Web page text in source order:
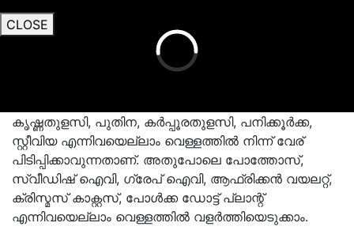
CLOSE
കൃഷ്ണതുളസി, പുതിന, കര്‍പ്പൂരതുളസി, പനിക്കൂര്‍ക്ക,
സ്റ്റീവിയ എന്നിവയെല്ലാം വെള്ളത്തില്‍ നിന്ന് വേര്
പിടിപ്പിക്കാവുന്നതാണ്. അതുപോലെ പോത്തോസ്,
സ്വീഡിഷ് ഐവി, ഗ്രേപ് ഐവി, ആഫ്രിക്കന്‍ വയലറ്റ്,
ക്രിസ്മസ് കാക്റ്റസ്, പോള്‍ക്ക ഡോട്ട് പ്ലാന്റ്
എന്നിവയെല്ലാം വെള്ളത്തില്‍ വളര്‍ത്തിയെടുക്കാം.